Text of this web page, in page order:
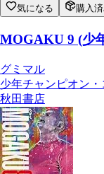
気になる 購入
MOGAKU 9 (少
グミマル
少年チャンピオン・
秋田書店